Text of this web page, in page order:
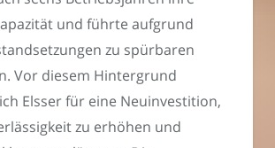
und führte aufgrund
zu spürbaren
Vor diesem Hintergrund
Elsser für eine Neuinvestition,
zu erhöhen und